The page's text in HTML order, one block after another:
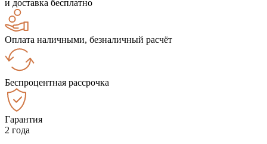
и доставка бесплатно
Оплата наличными, безналичный расчёт
Беспроцентная рассрочка
Гарантия
2 года